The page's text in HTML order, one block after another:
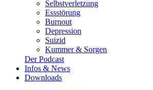
Selbstverletzung
Essstörung
Burnout
Depression
Suizid
Kummer & Sorgen
Der Podcast
Infos & News
Downloads